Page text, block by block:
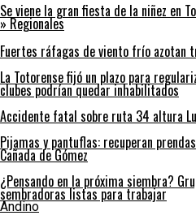
Se viene la gran fiesta de la niñez en
» Regionales
Fuertes ráfagas de viento frío azotan
La Totorense fijó un plazo para
clubes podrían quedar inhabilitados
Accidente fatal sobre ruta 34 altura
Pijamas y pantuflas: recuperan
Cañada de Gómez
¿Pensando en la próxima siembra?
sembradoras listas para trabajar
Andino